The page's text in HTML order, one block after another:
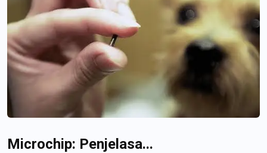
Microchip: Penjelasa...